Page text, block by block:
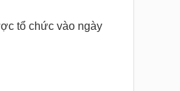
tổ chức vào ngày